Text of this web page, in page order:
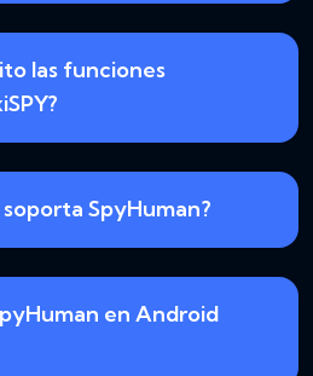
las funciones
SpyHuman?
en Android